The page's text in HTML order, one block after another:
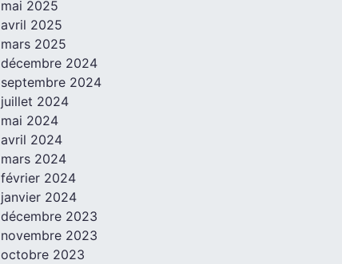
mai 2025
avril 2025
mars 2025
décembre 2024
septembre 2024
juillet 2024
mai 2024
avril 2024
mars 2024
février 2024
janvier 2024
décembre 2023
novembre 2023
octobre 2023